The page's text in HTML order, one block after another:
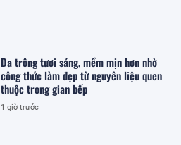
Da trông tươi sáng, mềm mịn hơn nhờ
công thức làm đẹp từ nguyên liệu quen
thuộc trong gian bếp
1 giờ trước